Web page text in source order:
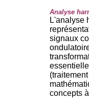
Analyse
L'analyse
signaux
concepts